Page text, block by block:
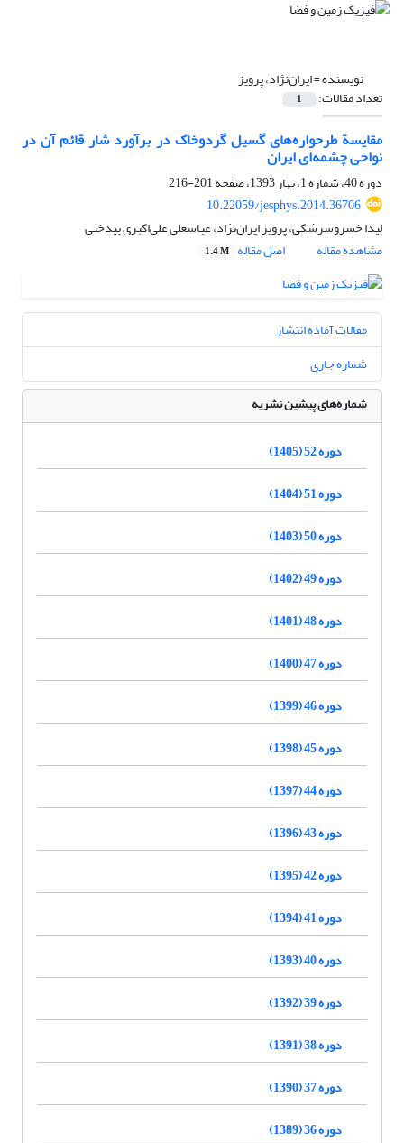
نویسنده =ایران‌نژاد، پرویز
تعداد مقالات: 1
مقایسة طرحواره‌های گسیل گردوخاک در برآورد شار قائم آن در
نواحی چشمه‌ای ایران
دوره 40، شماره 1، بهار 1393، صفحه
201-216
10.22059/jesphys.2014.36706
لیدا خسروسرشکی، پرویز ایران‌نژاد، عباسعلی علی‌اکبری بیدختی
مشاهده مقاله
اصل مقاله 1.4 M
مقالات آماده انتشار
شماره جاری
شماره‌های پیشین نشریه
دوره 52 (1405)
دوره 51 (1404)
دوره 50 (1403)
دوره 49 (1402)
دوره 48 (1401)
دوره 47 (1400)
دوره 46 (1399)
دوره 45 (1398)
دوره 44 (1397)
دوره 43 (1396)
دوره 42 (1395)
دوره 41 (1394)
دوره 40 (1393)
دوره 39 (1392)
دوره 38 (1391)
دوره 37 (1390)
دوره 36 (1389)